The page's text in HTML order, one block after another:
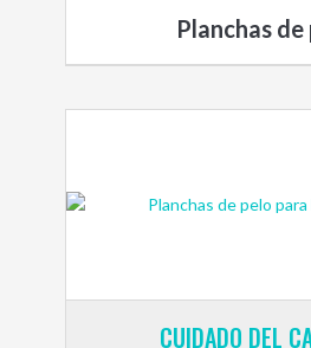
Planchas de
CUIDADO DEL